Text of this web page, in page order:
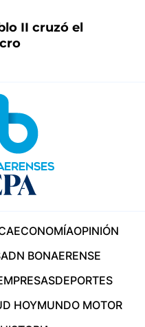
II cruzó el
ECONOMÍAOPINIÓN
ADN BONAERENSE
DEPORTES
HOYMUNDO MOTOR